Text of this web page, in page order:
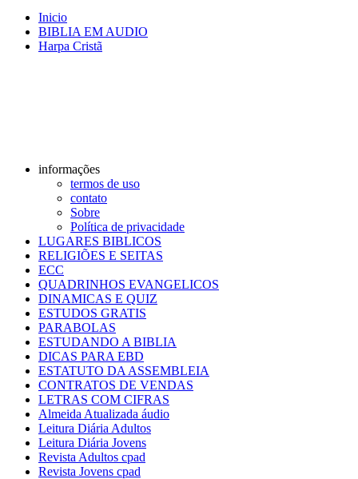
Inicio
BIBLIA EM AUDIO
Harpa Cristã
informações
termos de uso
contato
Sobre
Política de privacidade
LUGARES BIBLICOS
RELIGIÕES E SEITAS
ECC
QUADRINHOS EVANGELICOS
DINAMICAS E QUIZ
ESTUDOS GRATIS
PARABOLAS
ESTUDANDO A BIBLIA
DICAS PARA EBD
ESTATUTO DA ASSEMBLEIA
CONTRATOS DE VENDAS
LETRAS COM CIFRAS
Almeida Atualizada áudio
Leitura Diária Adultos
Leitura Diária Jovens
Revista Adultos cpad
Revista Jovens cpad